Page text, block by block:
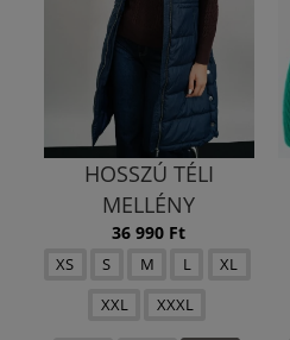
HOSSZÚ TÉLI
MELLÉNY
36 990 Ft
XS S M L
XL
XXL
XXXL